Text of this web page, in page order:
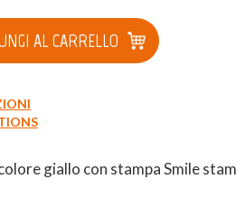
0
AL CARRELLO
giallo con stampa Smile